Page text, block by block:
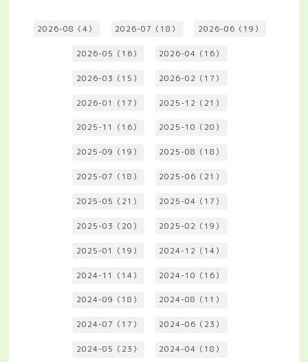
2026-08（4） 2026-07（18） 2026-06（19）
2026-05（16） 2026-04（16）
2026-03（15） 2026-02（17）
2026-01（17） 2025-12（21）
2025-11（16） 2025-10（20）
2025-09（19） 2025-08（18）
2025-07（18） 2025-06（21）
2025-05（21） 2025-04（17）
2025-03（20） 2025-02（19）
2025-01（19） 2024-12（14）
2024-11（14） 2024-10（16）
2024-09（18） 2024-08（11）
2024-07（17） 2024-06（23）
2024-05（23） 2024-04（18）